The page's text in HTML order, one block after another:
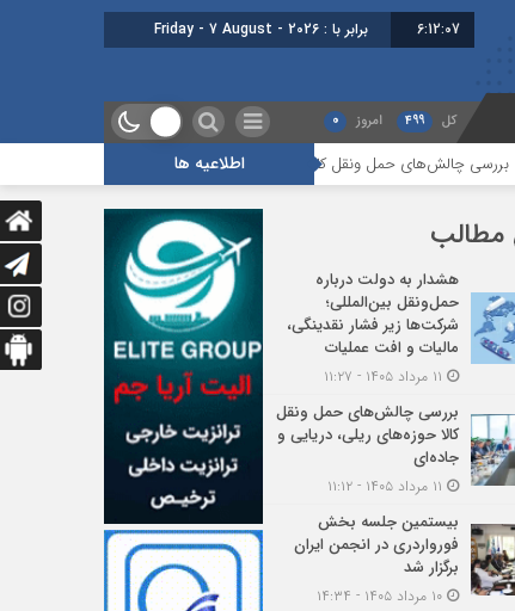
6:12:08 برابر با : Friday - 7 August - 2026
کل 499 امروز 0
اطلاعیه هاونقل کالا حوزه‌های ریلی، دریایی و جاده‌ای
مطالب
هشدار به دولت درباره
حمل‌ونقل بین‌المللی؛
شرکت‌ها زیر فشار نقدینگی،
مالیات و افت عملیات
بررسی چالش‌های حمل ونقل
کالا حوزه‌های ریلی، دریایی و
جاده‌ای
بیستمین جلسه بخش
فورواردری در انجمن ایران
برگزار شد
۱۰ مرداد ۱۴۰۵ - ۱۴:۳۴